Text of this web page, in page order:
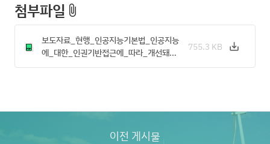
첨부파일 attach_file
보도자료_현행_인공지능기본법_인공지능
에_대한_인권기반접근에_따라_개선돼…
755.3 KB Download
save_alt
이전 게시물